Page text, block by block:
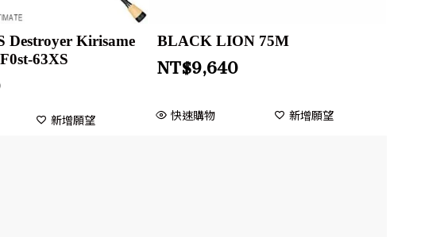
Destroyer Kirisame
63XS
新增願望
BLACK LION 75M
NT$9,640
快速購物 新增願望